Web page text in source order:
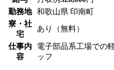
勤務地 和歌山県 印南町
寮・社
宅
あり（無料）
仕事内
容
電子部品系工場での
ッフ